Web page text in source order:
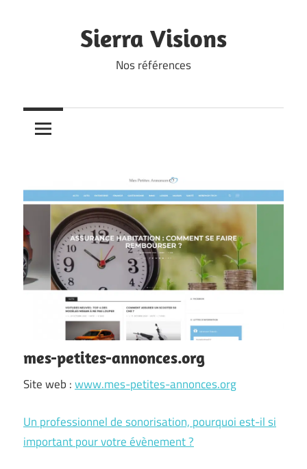
Sierra Visions
Nos références
mes-petites-annonces.org
Site web :www.mes-petites-annonces.org
Un professionnel de sonorisation, pourquoi est-il si
important pour votre évènement ?